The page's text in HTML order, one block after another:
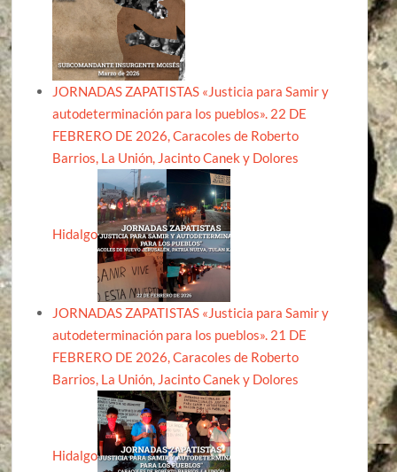
JORNADAS ZAPATISTAS «Justicia para Samir y
autodeterminación para los pueblos». 22 DE
FEBRERO DE 2026, Caracoles de Roberto
Barrios, La Unión, Jacinto Canek y Dolores
Hidalgo
JORNADAS ZAPATISTAS «Justicia para Samir y
autodeterminación para los pueblos». 21 DE
FEBRERO DE 2026, Caracoles de Roberto
Barrios, La Unión, Jacinto Canek y Dolores
Hidalgo